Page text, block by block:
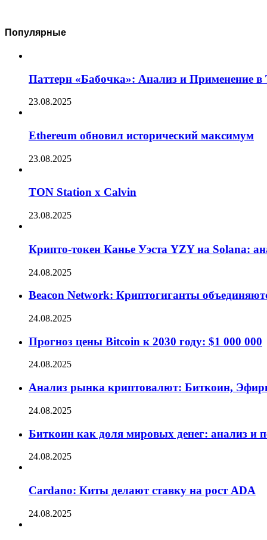
Популярные
Паттерн «Бабочка»: Анализ и Применение в
23.08.2025
Ethereum обновил исторический максимум
23.08.2025
TON Station x Calvin
23.08.2025
Крипто-токен Канье Уэста YZY на Solana:
24.08.2025
Beacon Network: Криптогиганты
24.08.2025
Прогноз цены Bitcoin к 2030 году: $1 000 000
24.08.2025
Анализ рынка криптовалют: Биткоин,
24.08.2025
Биткоин как доля мировых денег: анализ и
24.08.2025
Cardano: Киты делают ставку на рост ADA
24.08.2025